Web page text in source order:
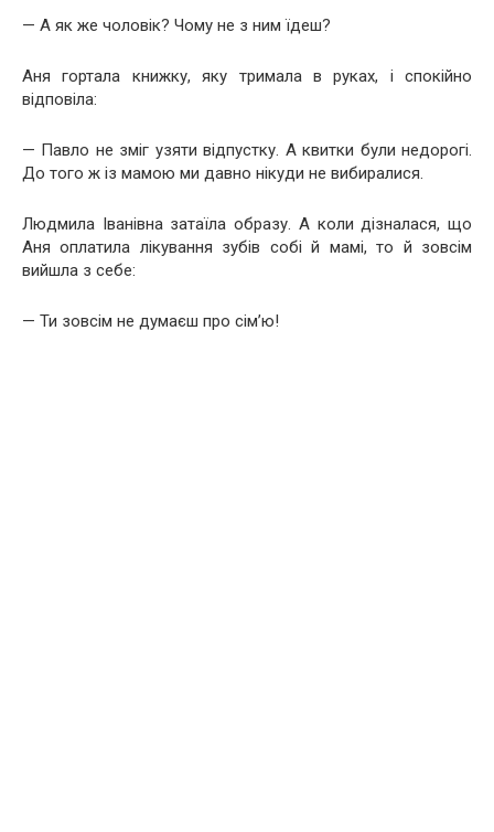
— А як же чоловік? Чому не з ним їдеш?
Аня гортала книжку, яку тримала в руках, і спокійно
відповіла:
— Павло не зміг узяти відпустку. А квитки були недорогі.
До того ж із мамою ми давно нікуди не вибиралися.
Людмила Іванівна затаїла образу. А коли дізналася, що
Аня оплатила лікування зубів собі й мамі, то й зовсім
вийшла з себе:
— Ти зовсім не думаєш про сім’ю!